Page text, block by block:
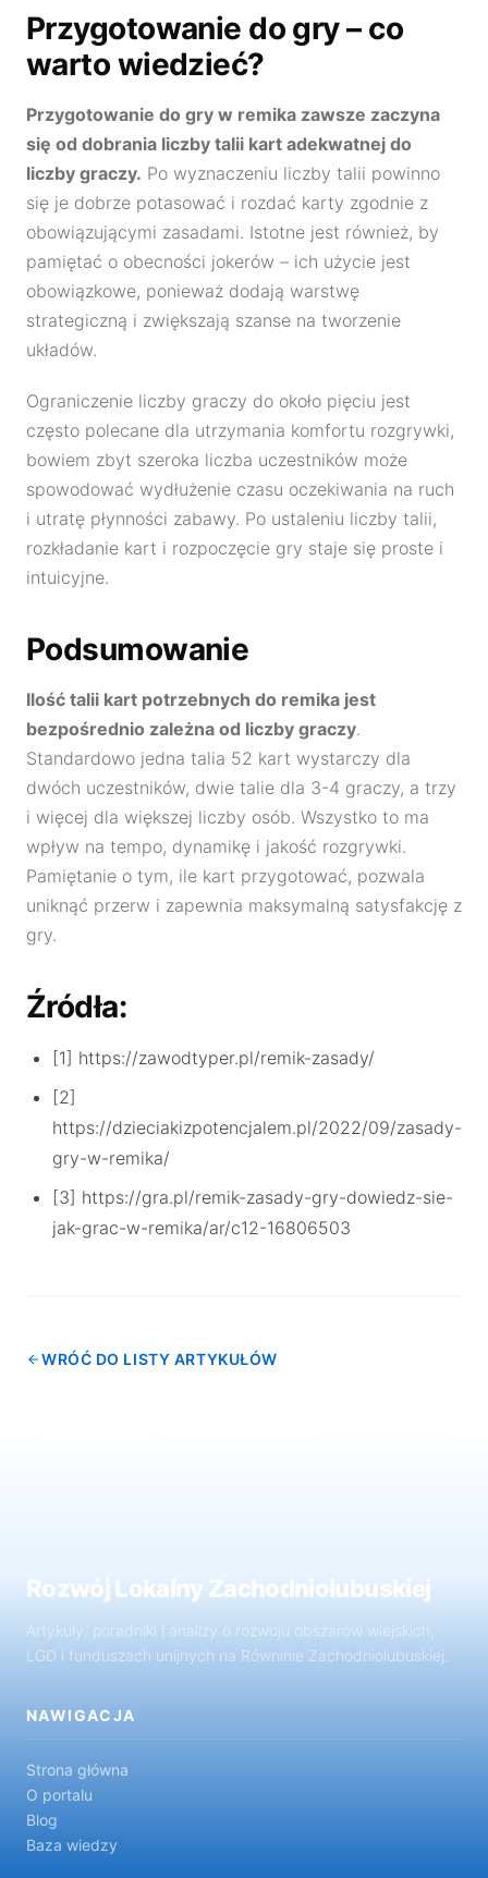
Przygotowanie do gry – co
warto wiedzieć?
Przygotowanie do gry w remika zawsze zaczyna
się od dobrania liczby talii kart adekwatnej do
liczby graczy. Po wyznaczeniu liczby talii powinno
się je dobrze potasować i rozdać karty zgodnie z
obowiązującymi zasadami. Istotne jest również, by
pamiętać o obecności jokerów – ich użycie jest
obowiązkowe, ponieważ dodają warstwę
strategiczną i zwiększają szanse na tworzenie
układów.
Ograniczenie liczby graczy do około pięciu jest
często polecane dla utrzymania komfortu rozgrywki,
bowiem zbyt szeroka liczba uczestników może
spowodować wydłużenie czasu oczekiwania na ruch
i utratę płynności zabawy. Po ustaleniu liczby talii,
rozkładanie kart i rozpoczęcie gry staje się proste i
intuicyjne.
Podsumowanie
Ilość talii kart potrzebnych do remika jest
bezpośrednio zależna od liczby graczy.
Standardowo jedna talia 52 kart wystarczy dla
dwóch uczestników, dwie talie dla 3-4 graczy, a trzy
i więcej dla większej liczby osób. Wszystko to ma
wpływ na tempo, dynamikę i jakość rozgrywki.
Pamiętanie o tym, ile kart przygotować, pozwala
uniknąć przerw i zapewnia maksymalną satysfakcję z
gry.
Źródła:
[1] https://zawodtyper.pl/remik-zasady/
[2]
https://dzieciakizpotencjalem.pl/2022/09/zasady-
gry-w-remika/
[3] https://gra.pl/remik-zasady-gry-dowiedz-sie-
jak-grac-w-remika/ar/c12-16806503
WRÓĆ DO LISTY ARTYKUŁÓW
Rozwój Lokalny Zachodniolubuskiej
Artykuły, poradniki i analizy o rozwoju obszarów wiejskich,
LGD i funduszach unijnych na Równinie Zachodniolubuskiej.
NAWIGACJA
Strona główna
O portalu
Blog
Baza wiedzy